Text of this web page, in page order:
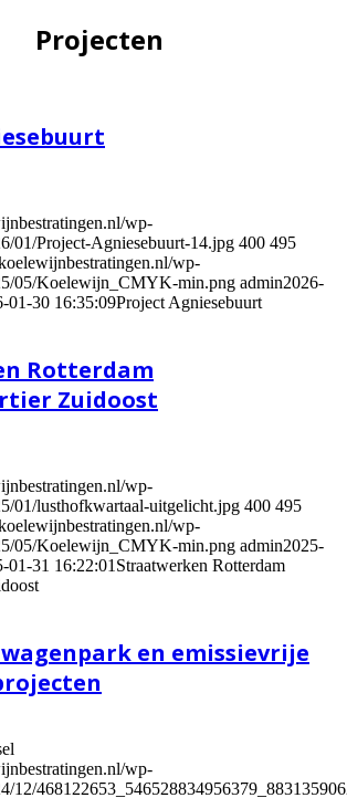
Projecten
wp-
01/Project-Agniesebuurt-14.jpg 400 495
wp-
05/Koelewijn_CMYK-min.png admin2026-
01-30 16:35:09Project Agniesebuurt
Rotterdam
Zuidoost
wp-
01/lusthofkwartaal-uitgelicht.jpg 400 495
wp-
05/Koelewijn_CMYK-min.png admin2025-
01-31 16:22:01 Straatwerken Rotterdam
en emissievrije
wp-
12/